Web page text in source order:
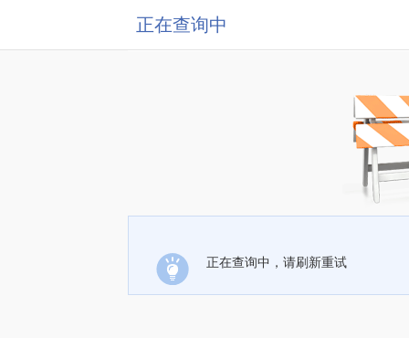
正在查询中
正在查询中，请刷新重试